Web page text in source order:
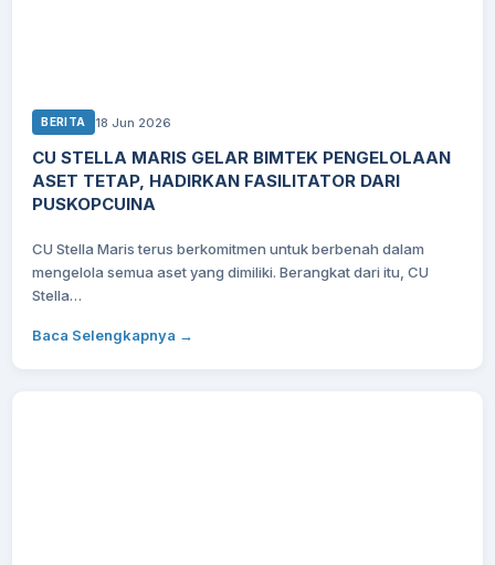
BERITA 18 Jun 2026
CU STELLA MARIS GELAR BIMTEK PENGELOLAAN
ASET TETAP, HADIRKAN FASILITATOR DARI
PUSKOPCUINA
CU Stella Maris terus berkomitmen untuk berbenah dalam
mengelola semua aset yang dimiliki. Berangkat dari itu, CU
Stella…
Baca Selengkapnya →